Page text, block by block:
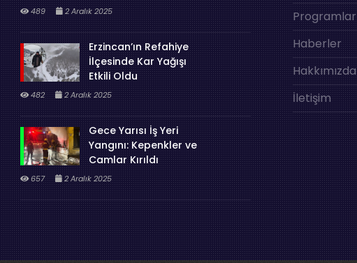
489 2 Aralık 2025
Erzincan’ın Refahiye
İlçesinde Kar Yağışı
Etkili Oldu
482 2 Aralık 2025
Gece Yarısı İş Yeri
Yangını: Kepenkler ve
Camlar Kırıldı
657 2 Aralık 2025
Programlar
Haberler
Hakkımızda
İletişim